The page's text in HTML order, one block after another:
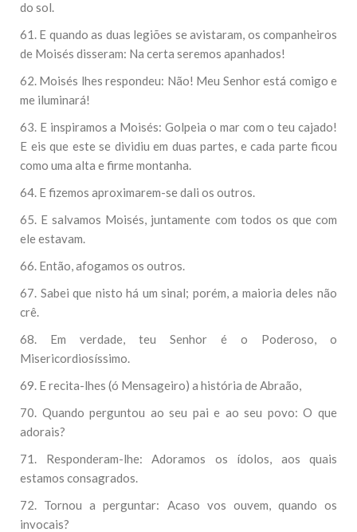
do sol.
61. E quando as duas legiões se avistaram, os companheiros
de Moisés disseram: Na certa seremos apanhados!
62. Moisés lhes respondeu: Não! Meu Senhor está comigo e
me iluminará!
63. E inspiramos a Moisés: Golpeia o mar com o teu cajado!
E eis que este se dividiu em duas partes, e cada parte ficou
como uma alta e firme montanha.
64. E fizemos aproximarem-se dali os outros.
65. E salvamos Moisés, juntamente com todos os que com
ele estavam.
66. Então, afogamos os outros.
67. Sabei que nisto há um sinal; porém, a maioria deles não
crê.
68. Em verdade, teu Senhor é o Poderoso, o
Misericordiosíssimo.
69. E recita-lhes (ó Mensageiro) a história de Abraão,
70. Quando perguntou ao seu pai e ao seu povo: O que
adorais?
71. Responderam-lhe: Adoramos os ídolos, aos quais
estamos consagrados.
72. Tornou a perguntar: Acaso vos ouvem, quando os
invocais?